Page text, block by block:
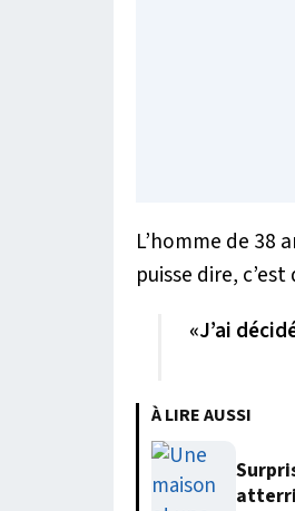
L’homme de 38
puisse dire,
«J’ai
À LIRE AUSSI